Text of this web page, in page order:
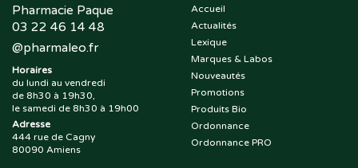
Pharmacie Paque
03 22 46 14 48
@pharmaleo.fr
Horaires
du lundi au vendredi
de 8h30 à 19h30,
le samedi de 8h30 à 19h00
Adresse
444 rue de Cagny
80090 Amiens
Accueil
Actualités
Lexique
Marques & Labos
Nouveautés
Promotions
Produits Bio
Ordonnance
Ordonnance PRO